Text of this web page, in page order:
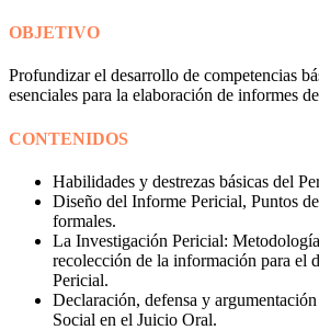
OBJETIVO
Profundizar el desarrollo de competencias
esenciales para la elaboración de informes
CONTENIDOS
Habilidades y destrezas básicas del
Diseño del Informe Pericial, Puntos
formales.
La Investigación Pericial:
recolección de la información para el
Pericial.
Declaración, defensa y
Social en el Juicio Oral.